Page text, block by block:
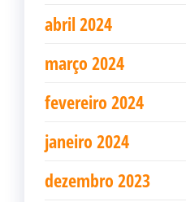
abril 2024
março 2024
fevereiro 2024
janeiro 2024
dezembro 2023